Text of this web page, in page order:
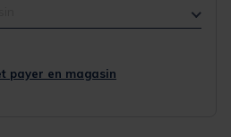
payer en magasin